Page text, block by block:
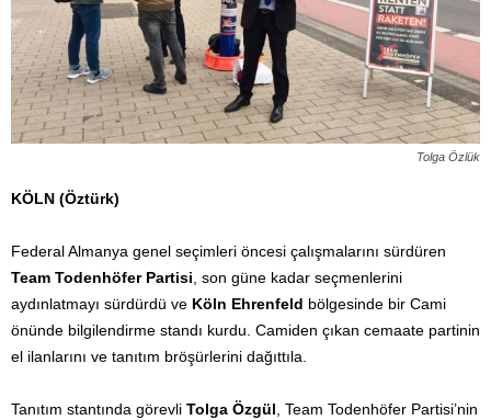
Tolga Özlük
KÖLN (Öztürk)
Federal Almanya genel seçimleri öncesi çalışmalarını sürdüren
Team Todenhöfer Partisi , son güne kadar seçmenlerini
aydınlatmayı sürdürdü ve Köln Ehrenfeld bölgesinde bir Cami
önünde bilgilendirme standı kurdu. Camiden çıkan cemaate partinin
el ilanlarını ve tanıtım bröşürlerini dağıttıla.
Tanıtım stantında görevli Tolga Özgül , Team Todenhöfer Partisi’nin